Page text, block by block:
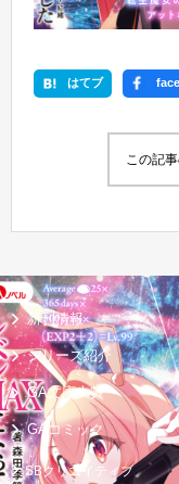
はてブ
この記
新刊情報
シリーズ紹介
GA文庫大賞
GAコミック
SBクリエイティブ